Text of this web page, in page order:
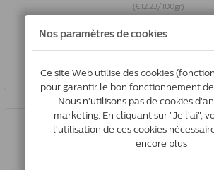
(€12.23/100gr)
Ajouter au panier
All prices include VAT, Plus shipping